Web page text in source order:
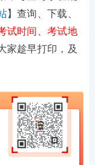
】查询、下载、
试时间、考试地
家趁早打印，及